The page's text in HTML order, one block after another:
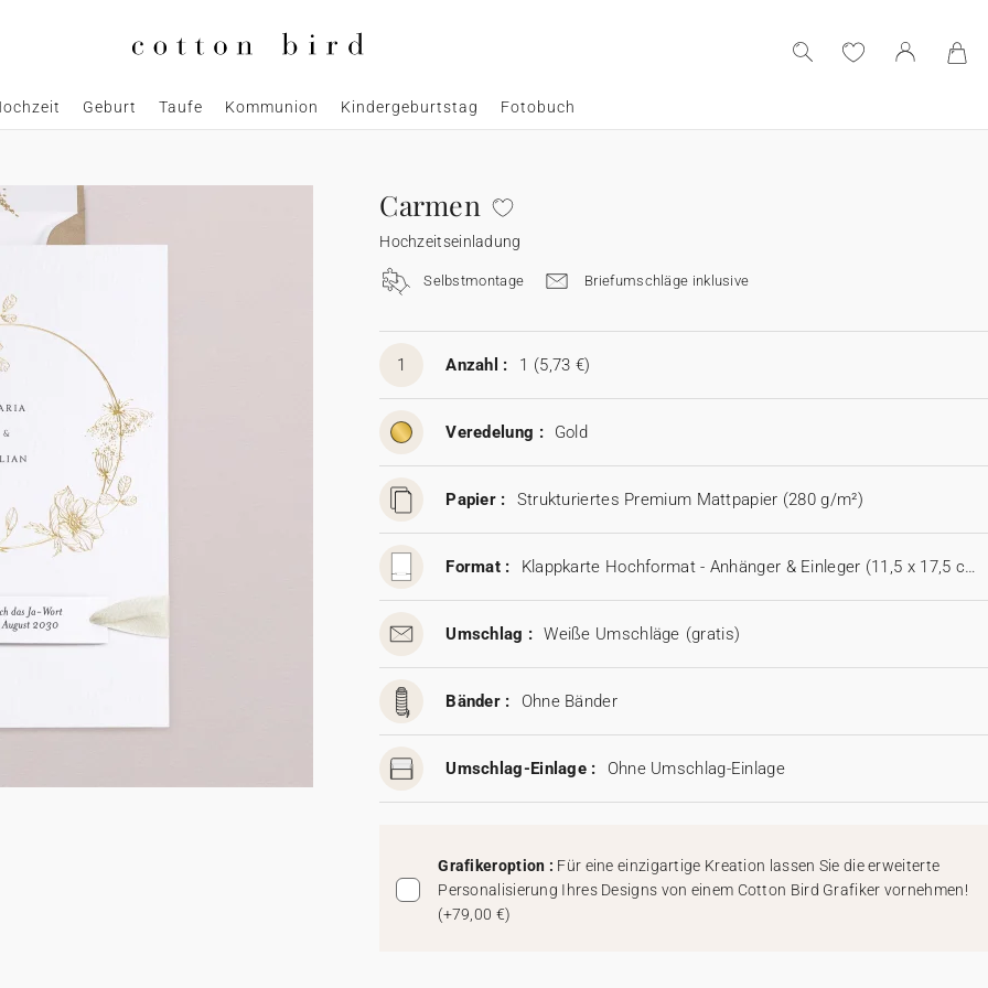
Geburt Taufe Kommunion Kindergeburtstag Fotobuch
Carmen
Hochzeitseinladung
Selbstmontage Briefumschläge inklusive
1 Anzahl : 1 (5,73 €)
Veredelung : Gold
Papier : Strukturiertes Premium Mattpapier (280 g/m²)
Format : Klappkarte Hochformat - Anhänger & Einleger (11,5 x 17,5 cm)
Umschlag : Weiße Umschläge (gratis)
Bänder : Ohne Bänder
Umschlag-Einlage : Ohne Umschlag-Einlage
Grafikeroption : Für eine einzigartige Kreation lassen Sie die erweiterte
Personalisierung Ihres Designs von einem Cotton Bird Grafiker vornehmen!
(+79,00 €)